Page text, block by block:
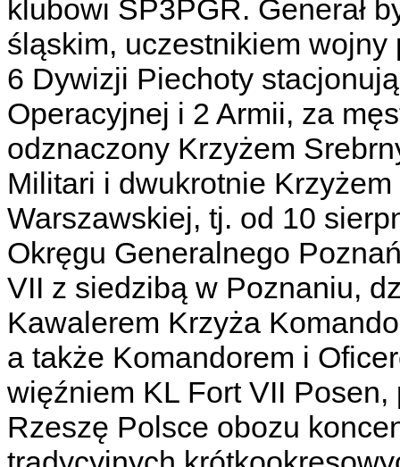
klubowi SP3PGR. Generał
śląskim, uczestnikiem
6 Dywizji Piechoty
Operacyjnej i 2 Armii, za
odznaczony Krzyżem
Militari i dwukrotnie
Warszawskiej, tj. od 10
Okręgu Generalnego
VII z siedzibą w Poznaniu,
Kawalerem Krzyża
a także Komandorem i
więźniem KL Fort VII
Rzeszę Polsce obozu